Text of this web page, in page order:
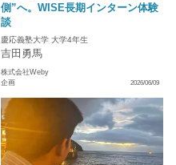
側”へ。WISE長期インターン体験
談
慶応義塾大学 大学4年生
吉田勇馬
株式会社Weby
企画
2026/06/09